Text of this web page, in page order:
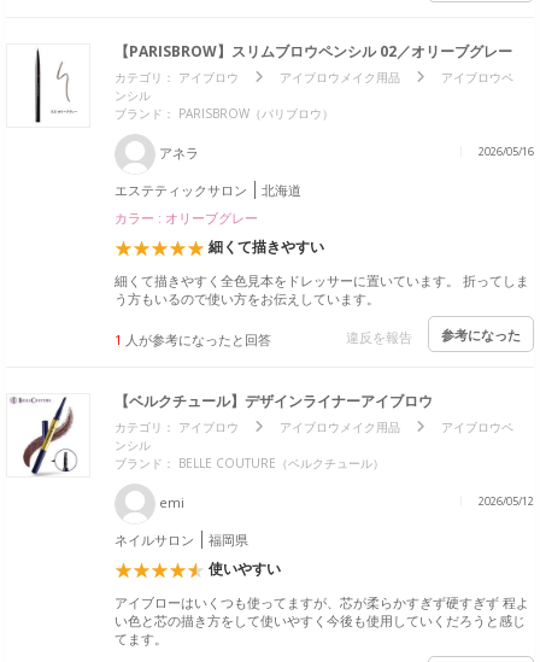
【PARISBROW】スリムブロウペンシル 02／オリーブグレー
カテゴリ： アイブロウ アイブロウメイク用品
アイブロウペ
ンシル
ブランド： PARISBROW（パリブロウ）
アネラ 2026/05/16
エステティックサロン
北海道
カラー : オリーブグレー
細くて描きやすい
細くて描きやすく全色見本をドレッサーに置いています。 折ってしま
う方もいるので使い方をお伝えしています。
1 人が参考になったと回答 違反を報告 参考になった
【ベルクチュール】デザインライナーアイブロウ
カテゴリ： アイブロウ アイブロウメイク用品
アイブロウペ
ンシル
ブランド： BELLE COUTURE（ベルクチュール）
emi 2026/05/12
ネイルサロン 福岡県
使いやすい
アイブローはいくつも使ってますが、芯が柔らかすぎず硬すぎず 程よ
い色と芯の描き方をして使いやすく今後も使用していくだろうと感じ
てます。